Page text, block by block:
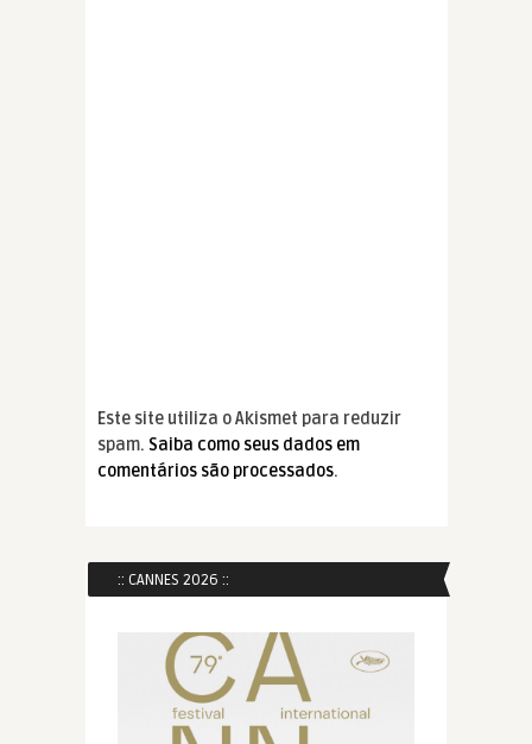
Este site utiliza o Akismet para reduzir
spam. Saiba como seus dados em
comentários são processados.
:: CANNES 2026 ::